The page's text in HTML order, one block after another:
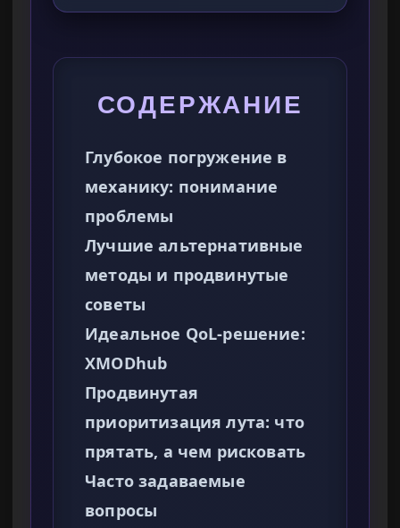
СОДЕРЖАНИЕ
Глубокое погружение в
механику: понимание
проблемы
Лучшие альтернативные
методы и продвинутые
советы
Идеальное QoL-решение:
XMODhub
Продвинутая
приоритизация лута: что
прятать, а чем рисковать
Часто задаваемые
вопросы